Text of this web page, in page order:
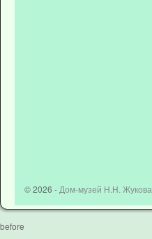
© 2026 - Дом-музей Н.Н. Жукова
before